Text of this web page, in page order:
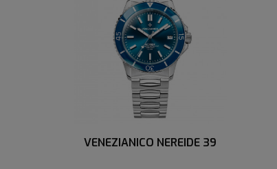
VENEZIANICO NEREIDE 39